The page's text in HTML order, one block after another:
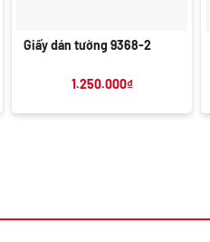
Giấy dán tường 9368-2
1.250.000₫